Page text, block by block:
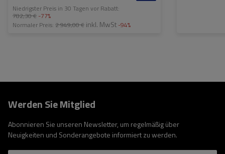
Niedrigster Preis in 30 Tagen vor Rabatt:
782,30 € -77%
Normaler Preis: 2 949,00 € inkl. MwSt -94%
Werden Sie Mitglied
Abonnieren Sie unseren Newsletter, um regelmäßig über
Neuigkeiten und Sonderangebote informiert zu werden.